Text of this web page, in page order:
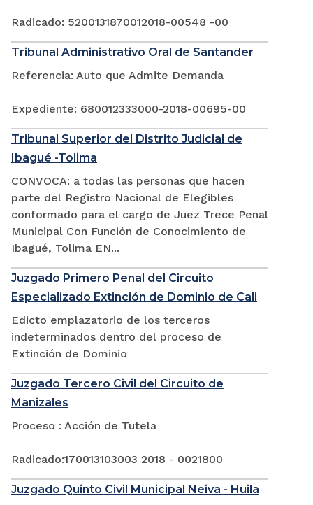
Radicado: 5200131870012018-00548 -00
Tribunal Administrativo Oral de Santander
Referencia: Auto que Admite Demanda
Expediente: 680012333000-2018-00695-00
Tribunal Superior del Distrito Judicial de
Ibagué -Tolima
CONVOCA: a todas las personas que hacen
parte del Registro Nacional de Elegibles
conformado para el cargo de Juez Trece Penal
Municipal Con Función de Conocimiento de
Ibagué, Tolima EN...
Juzgado Primero Penal del Circuito
Especializado Extinción de Dominio de Cali
Edicto emplazatorio de los terceros
indeterminados dentro del proceso de
Extinción de Dominio
Juzgado Tercero Civil del Circuito de
Manizales
Proceso : Acción de Tutela
Radicado:170013103003 2018 - 0021800
Juzgado Quinto Civil Municipal Neiva - Huila